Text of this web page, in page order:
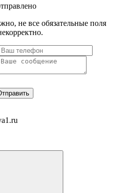
не все обязательные поля